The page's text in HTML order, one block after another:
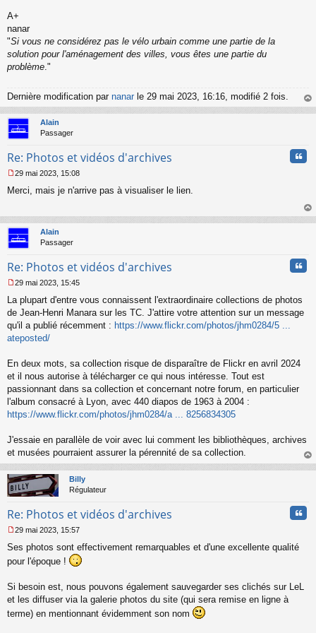
o
u
A+
nanar
"Si vous ne considérez pas le vélo urbain comme une partie de la
solution pour l'aménagement des villes, vous êtes une partie du
problème ."
Dernière modification par nanar le 29 mai 2023, 16:16, modifié 2 fois.
au
Alain
Passager
Re: Photos et vidéos d'archives
e
a
g
e
o
l
u
29 mai 2023, 15:08
Merci, mais je n'arrive pas à visualiser le lien.
au
Alain
Passager
Re: Photos et vidéos d'archives
e
s
s
g
n
o
n
l
u
29 mai 2023, 15:45
La plupart d'entre vous connaissent l'extraordinaire collections de photos
de Jean-Henri Manara sur les TC. J'attire votre attention sur un message
qu'il a publié récemment : https://www.flickr.com/photos/jhm0284/5 ...
ateposted/
En deux mots, sa collection risque de disparaître de Flickr en avril 2024
et il nous autorise à télécharger ce qui nous intéresse. Tout est
passionnant dans sa collection et concernant notre forum, en particulier
l'album consacré à Lyon, avec 440 diapos de 1963 à 2004 :
https://www.flickr.com/photos/jhm0284/a ... 8256834305
J'essaie en parallèle de voir avec lui comment les bibliothèques, archives
et musées pourraient assurer la pérennité de sa collection.
au
Billy
Régulateur
Re: Photos et vidéos d'archives
e
s
g
e
n
29 mai 2023, 15:57
Ses photos sont effectivement remarquables et d'une excellente qualité
pour l'époque !
Si besoin est, nous pouvons également sauvegarder ses clichés sur LeL
et les diffuser via la galerie photos du site (qui sera remise en ligne à
terme) en mentionnant évidemment son nom